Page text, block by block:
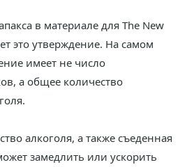
в материале для The New
это утверждение. На самом
имеет не число
а общее количество
алкоголя, а также съеденная
замедлить или ускорить